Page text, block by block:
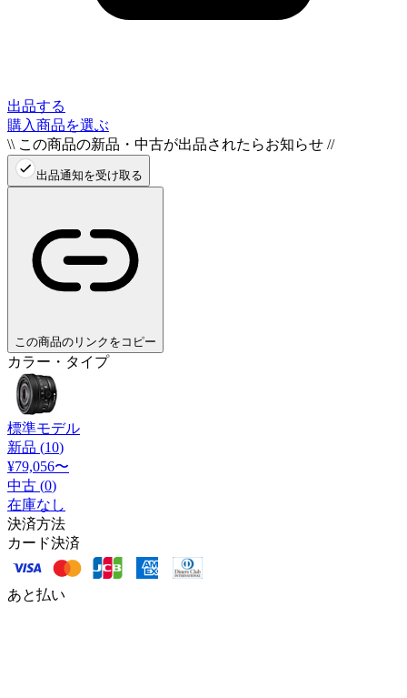
出品する
購入商品を選ぶ
\\ この商品の新品・中古が出品されたらお知らせ //
出品通知を受け取る
この商品のリンクをコピー
カラー・タイプ
標準モデル
新品 (10)
¥79,056〜
中古 (0)
在庫なし
決済方法
カード決済
あと払い